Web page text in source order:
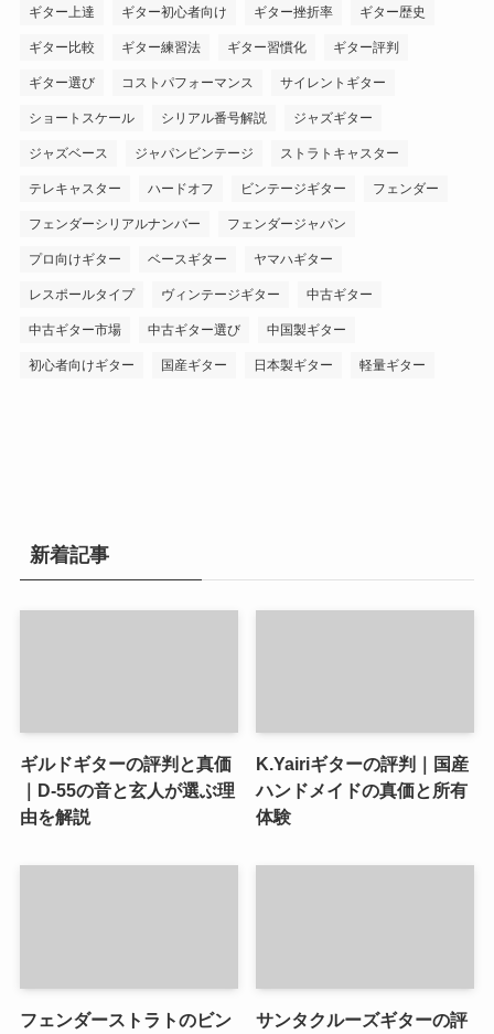
ギター上達 ギター初心者向け ギター挫折率 ギター歴史
ギター比較 ギター練習法 ギター習慣化 ギター評判
ギター選び コストパフォーマンス サイレントギター
ショートスケール シリアル番号解説 ジャズギター
ジャズベース ジャパンビンテージ ストラトキャスター
テレキャスター ハードオフ ビンテージギター フェンダー
フェンダーシリアルナンバー フェンダージャパン
プロ向けギター ベースギター ヤマハギター
レスポールタイプ ヴィンテージギター 中古ギター
中古ギター市場 中古ギター選び 中国製ギター
初心者向けギター 国産ギター 日本製ギター 軽量ギター
新着記事
ギルドギターの評判と真価
｜D-55の音と玄人が選ぶ理
由を解説
K.Yairiギターの評判｜国産
ハンドメイドの真価と所有
体験
フェンダーストラトのビン
サンタクルーズギターの評